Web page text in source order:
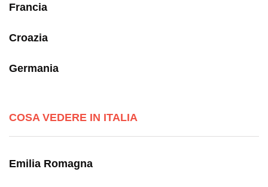
Francia
Croazia
Germania
COSA VEDERE IN ITALIA
Emilia Romagna